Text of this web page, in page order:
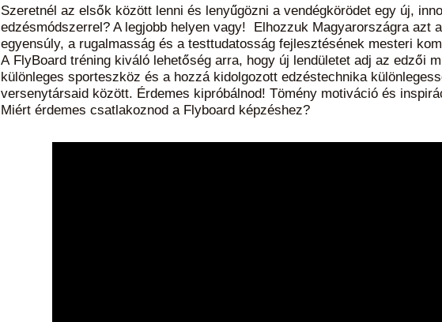
Szeretnél az elsők között lenni és lenyűgözni a vendégkörödet egy új,
edzésmódszerrel? A legjobb helyen vagy! Elhozzuk Magyarországra azt
egyensúly, a rugalmasság és a testtudatosság fejlesztésének mesteri
A FlyBoard tréning kiváló lehetőség arra, hogy új lendületet adj az edzői
különleges sporteszköz és a hozzá kidolgozott edzéstechnika
versenytársaid között. Érdemes kipróbálnod! Tömény motiváció és
Miért érdemes csatlakoznod a Flyboard képzéshez?